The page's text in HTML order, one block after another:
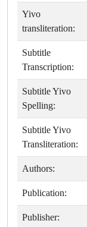
Yivo
transliteration:
Subtitle
Transcription:
Subtitle Yivo
Spelling:
Subtitle Yivo
Transliteration:
Authors:
Publication:
Publisher: